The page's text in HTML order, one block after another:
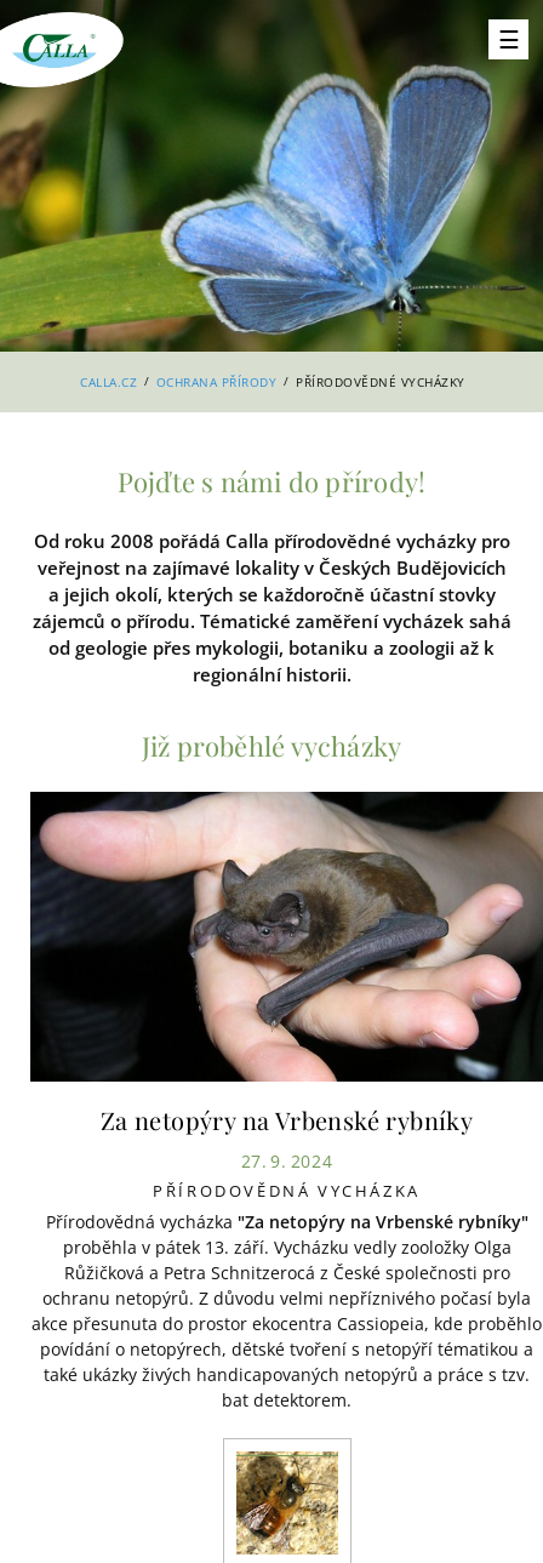
CALLA.CZ / OCHRANA PŘÍRODY / PŘÍRODOVĚDNÉ VYCHÁZKY
Pojďte s námi do přírody!
Od roku 2008 pořádá Calla přírodovědné vycházky pro
veřejnost na zajímavé lokality v Českých Budějovicích
a jejich okolí, kterých se každoročně účastní stovky
zájemců o přírodu. Tématické zaměření vycházek sahá
od geologie přes mykologii, botaniku a zoologii až k
regionální historii.
Již proběhlé vycházky
Za netopýry na Vrbenské rybníky
27. 9. 2024
PŘÍRODOVĚDNÁ VYCHÁZKA
Přírodovědná vycházka "Za netopýry na Vrbenské rybníky"
proběhla v pátek 13. září. Vycházku vedly zooložky Olga
Růžičková a Petra Schnitzerocá z České společnosti pro
ochranu netopýrů. Z důvodu velmi nepříznivého počasí byla
akce přesunuta do prostor ekocentra Cassiopeia, kde proběhlo
povídání o netopýrech, dětské tvoření s netopýří tématikou a
také ukázky živých handicapovaných netopýrů a práce s tzv.
bat detektorem.